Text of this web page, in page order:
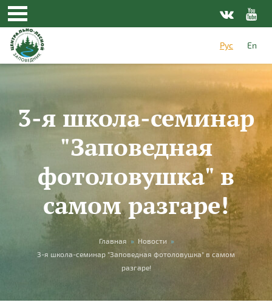
Перейти к основному содержанию
Рус
En
3-я школа-семинар
"Заповедная
фотоловушка" в
самом разгаре!
Вы здесь Главная » Новости »
3-я школа-семинар "Заповедная фотоловушка" в самом
разгаре!